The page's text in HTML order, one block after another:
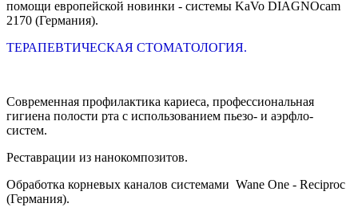
помощи европейской новинки - системы KaVo DIAGNOcam
2170 (Германия).
ТЕРАПЕВТИЧЕСКАЯ СТОМАТОЛОГИЯ.
Современная профилактика кариеса, профессиональная
гигиена полости рта с использованием пьезо- и аэрфло-
систем.
Реставрации из нанокомпозитов.
Обработка корневых каналов системами Wane One - Reciproc
(Германия).